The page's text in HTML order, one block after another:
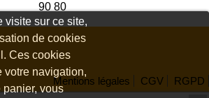
visite sur ce site,
de cookies
Ces cookies
votre navigation,
vous
90 80
Mentions légales CGV
RGPD